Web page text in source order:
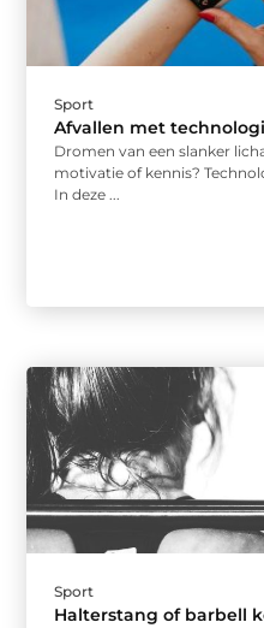
Sport
Afvallen met
Dromen van een slanker
motivatie of kennis?
In deze ...
Sport
Halterstang of barbell